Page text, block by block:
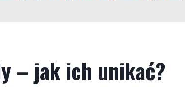
– jak ich unikać?